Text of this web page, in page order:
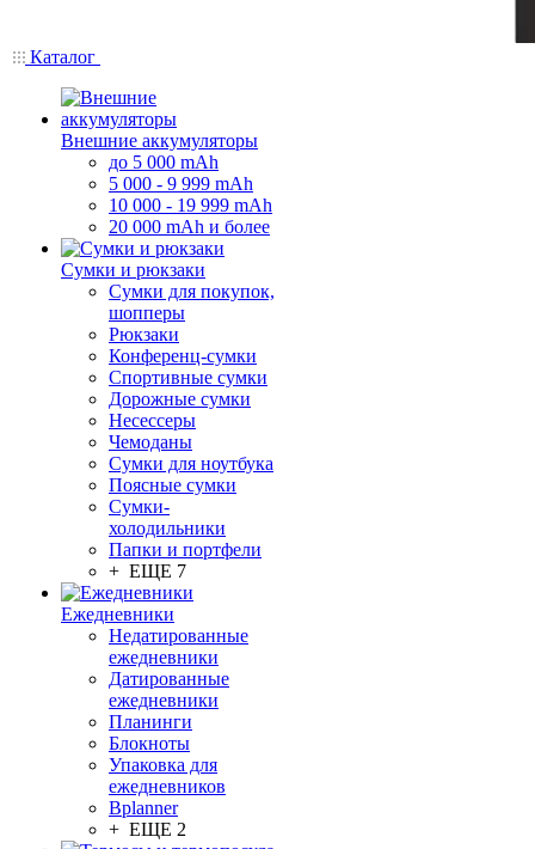
Каталог
Внешние аккумуляторы
до 5 000 mAh
5 000 - 9 999 mAh
10 000 - 19 999 mAh
20 000 mAh и более
Сумки и рюкзаки
Сумки для покупок,
шопперы
Рюкзаки
Конференц-сумки
Спортивные сумки
Дорожные сумки
Несессеры
Чемоданы
Сумки для ноутбука
Поясные сумки
Сумки-
холодильники
Папки и портфели
+ ЕЩЕ 7
Ежедневники
Недатированные
ежедневники
Датированные
ежедневники
Планинги
Блокноты
Упаковка для
ежедневников
Bplanner
+ ЕЩЕ 2